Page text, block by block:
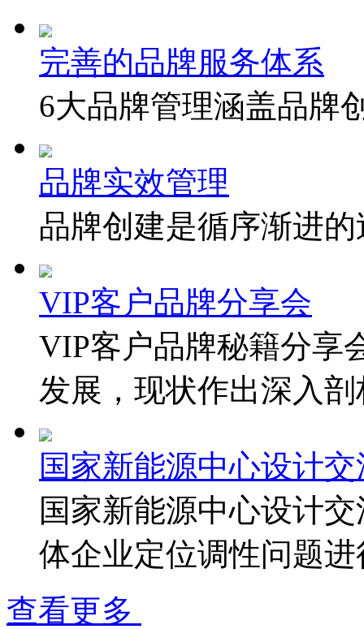
完善的品牌服务体系
6大品牌管理涵盖品牌
品牌实效管理
品牌创建是循序渐进
VIP客户品牌分享会
VIP客户品牌秘籍分享
发展，现状作出深入
国家新能源中心设计
国家新能源中心设计
体企业定位调性问题
查看更多